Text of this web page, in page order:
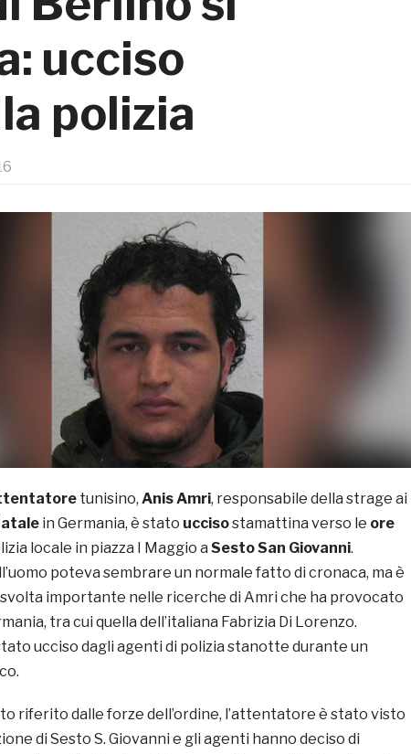
ucciso
polizia
tunisino, Anis Amri, responsabile della strage ai
in Germania, è stato uccisostamattina verso le ore
locale in piazza I Maggio a Sesto San Giovanni.
poteva sembrare un normale fatto di cronaca, ma è
importante nelle ricerche di Amri che ha provocato
tra cui quella dell’italiana Fabrizia Di Lorenzo.
ucciso dagli agenti di polizia stanotte durante un
riferito dalle forze dell’ordine, l’attentatore è stato visto
di Sesto S. Giovanni e gli agenti hanno deciso di